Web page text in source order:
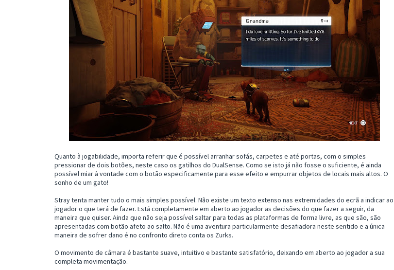
Quanto à jogabilidade, importa referir que é possível arranhar sofás, carpetes e até portas, com o simples
pressionar de dois botões, neste caso os gatilhos do DualSense. Como se isto já não fosse o suficiente, é ainda
possível miar à vontade com o botão especificamente para esse efeito e empurrar objetos de locais mais altos. O
sonho de um gato!
Stray tenta manter tudo o mais simples possível. Não existe um texto extenso nas extremidades do ecrã a indicar ao
jogador o que terá de fazer. Está completamente em aberto ao jogador as decisões do que fazer a seguir, da
maneira que quiser. Ainda que não seja possível saltar para todas as plataformas de forma livre, as que são, são
apresentadas com botão afeto ao salto. Não é uma aventura particularmente desafiadora neste sentido e a única
maneira de sofrer dano é no confronto direto conta os Zurks.
O movimento de câmara é bastante suave, intuitivo e bastante satisfatório, deixando em aberto ao jogador a sua
completa movimentação.